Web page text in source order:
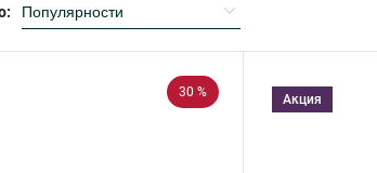
30 % Акция